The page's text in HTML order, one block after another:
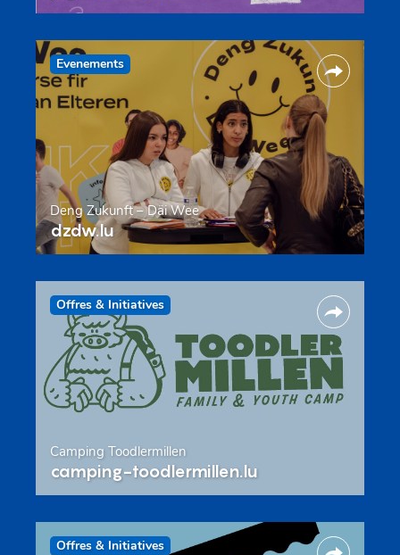
Evenements
Deng Zukunft – Däi Wee
dzdw.lu
Offres & Initiatives
Camping Toodlermillen
camping-toodlermillen.lu
Offres & Initiatives